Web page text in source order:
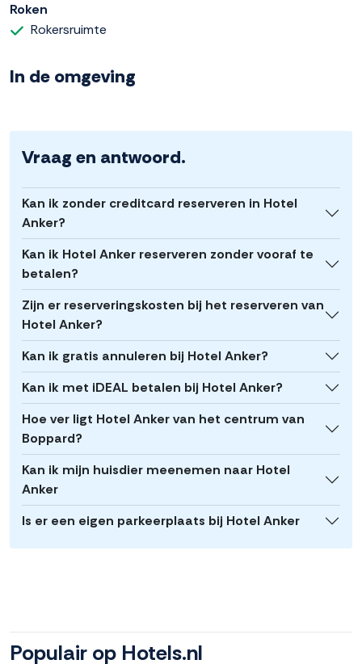
Roken
Rokersruimte
In de omgeving
Vraag en antwoord.
Kan ik zonder creditcard reserveren in Hotel
Anker?
Kan ik Hotel Anker reserveren zonder vooraf te
betalen?
Zijn er reserveringskosten bij het reserveren van
Hotel Anker?
Kan ik gratis annuleren bij Hotel Anker?
Kan ik met iDEAL betalen bij Hotel Anker?
Hoe ver ligt Hotel Anker van het centrum van
Boppard?
Kan ik mijn huisdier meenemen naar Hotel
Anker
Is er een eigen parkeerplaats bij Hotel Anker
Populair op Hotels.nl